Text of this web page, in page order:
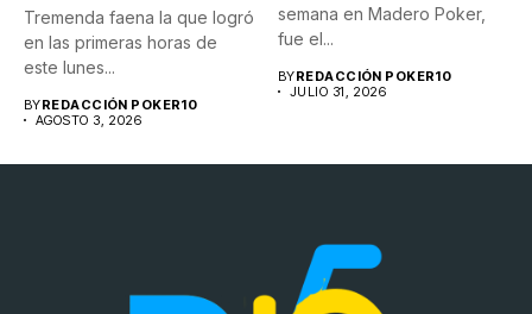
Tremenda faena la que logró
en las primeras horas de
este lunes...
BYREDACCIÓN POKER10
AGOSTO 3, 2026
semana en Madero Poker,
fue el...
BYREDACCIÓN POKER10
JULIO 31, 2026